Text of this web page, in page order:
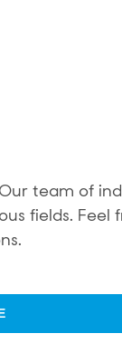
team of
fields. Feel